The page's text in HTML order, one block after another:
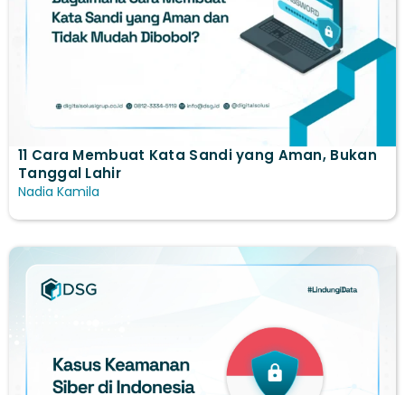
11 Cara Membuat Kata Sandi yang Aman, Bukan
Tanggal Lahir
Nadia Kamila